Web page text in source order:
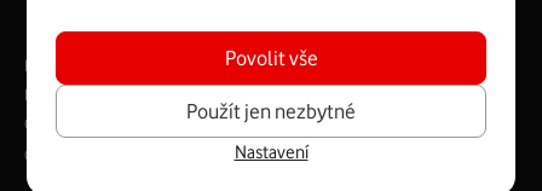
Mb/s.
Více o Zyxel VMG8623-T50B
Právní­ podmí­nky
Ochrana soukromí­
Digitální odpovědnost
Ceník
Copyright © 2026 Vodafone Czech Republic a.s.
Použít jen nezbytné
Povolit vše
Nastavení